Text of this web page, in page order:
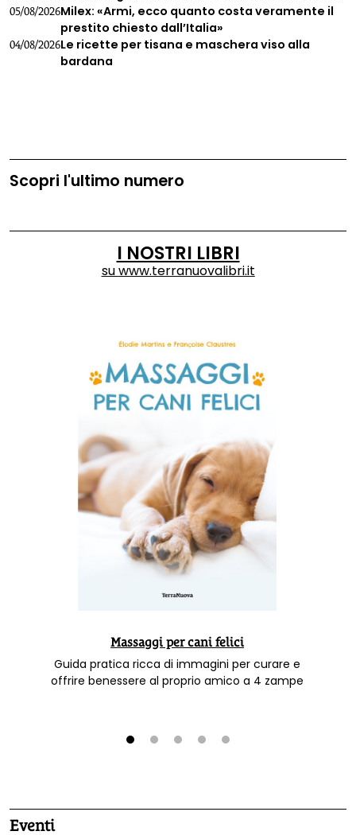
05/08/2026Milex: «Armi, ecco quanto costa veramente il
prestito chiesto dall’Italia»
04/08/2026Le ricette per tisana e maschera viso alla
bardana
Scopri l'ultimo numero
I NOSTRI LIBRI
suwww.terranuovalibri.it
Massaggi per cani felici
Guida pratica ricca di immagini per curare e
offrire benessere al proprio amico a 4 zampe
Eventi